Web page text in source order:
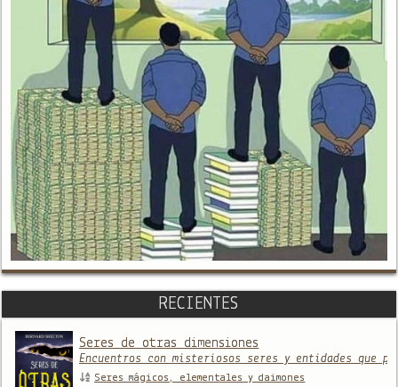
RECIENTES
Seres de otras dimensiones
Encuentros con misteriosos seres y entidades que
Seres mágicos, elementales y daimones